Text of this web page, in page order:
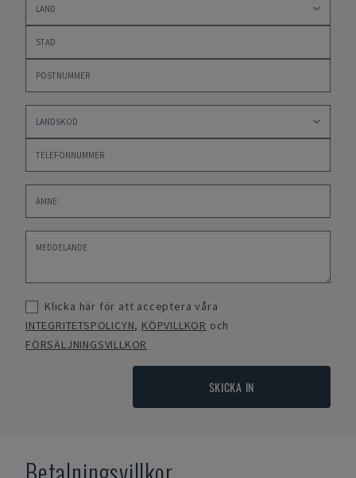
Klicka här för att acceptera våra
INTEGRITETSPOLICYN, KÖPVILLKOR och
FÖRSÄLJNINGSVILLKOR
SKICKA IN